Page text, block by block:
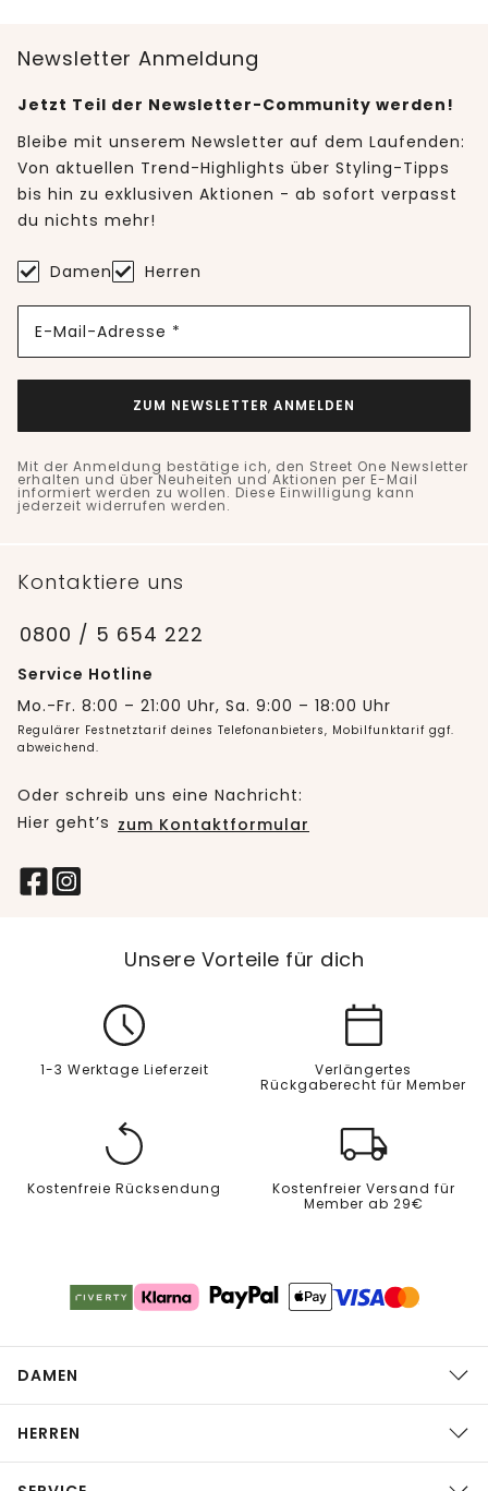
Newsletter Anmeldung
Jetzt Teil der Newsletter-Community werden!
Bleibe mit unserem Newsletter auf dem Laufenden:
Von aktuellen Trend-Highlights über Styling-Tipps
bis hin zu exklusiven Aktionen - ab sofort verpasst
du nichts mehr!
Damen Herren
E-Mail-Adresse *
ZUM NEWSLETTER ANMELDEN
Mit der Anmeldung bestätige ich, den Street One Newsletter
erhalten und über Neuheiten und Aktionen per E-Mail
informiert werden zu wollen. Diese Einwilligung kann
jederzeit widerrufen werden.
Kontaktiere uns
0800 / 5 654 222
Service Hotline
Mo.-Fr. 8:00 – 21:00 Uhr, Sa. 9:00 – 18:00 Uhr
Regulärer Festnetztarif deines Telefonanbieters, Mobilfunktarif ggf.
abweichend.
Oder schreib uns eine Nachricht:
Hier geht’s zum Kontaktformular
Unsere Vorteile für dich
1-3 Werktage Lieferzeit
Verlängertes
Rückgaberecht für Member
Kostenfreie Rücksendung
Kostenfreier Versand für
Member ab 29€
DAMEN
HERREN